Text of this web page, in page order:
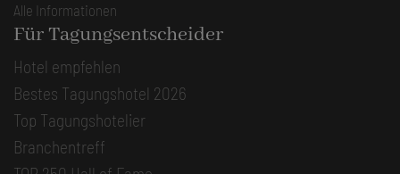
Alle Informationen
Für Tagungsentscheider
Hotel empfehlen
Bestes Tagungshotel 2026
Top Tagungshotelier
Branchentreff